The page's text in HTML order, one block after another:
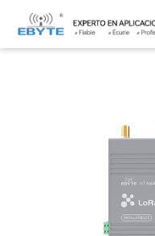
Home > Modem >